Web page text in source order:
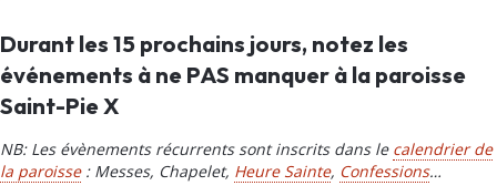
Durant les 15 prochains jours, notez les
événements à ne PAS manquer à la paroisse
Saint-Pie X
NB: Les évènements récurrents sont inscrits dans le calendrier de
la paroisse: Messes, Chapelet, Heure Sainte, Confessions…